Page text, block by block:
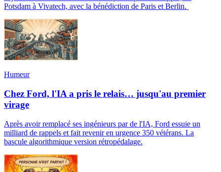
Potsdam à Vivatech, avec la bénédiction de Paris et Berlin.
Humeur
Chez Ford, l'IA a pris le relais… jusqu'au premier
virage
Après avoir remplacé ses ingénieurs par de l'IA, Ford essuie un
milliard de rappels et fait revenir en urgence 350 vétérans. La
bascule algorithmique version rétropédalage.